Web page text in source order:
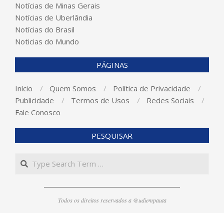
Notícias de Minas Gerais
Notícias de Uberlândia
Notícias do Brasil
Noticias do Mundo
PÁGINAS
Início Quem Somos
Política de Privacidade
Publicidade
Termos de Usos
Redes Sociais
Fale Conosco
PESQUISAR
Search
Todos os direitos reservados a @udiempauta